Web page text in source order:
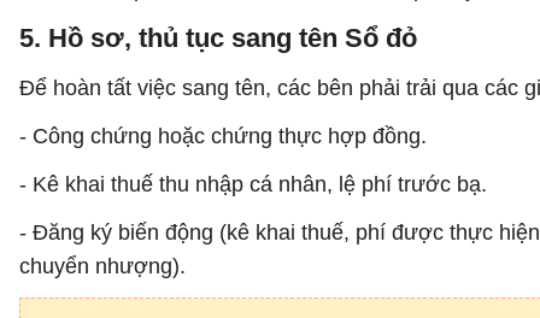
5. Hồ sơ, thủ tục sang tên Sổ đỏ
Để hoàn tất việc sang tên, các bên phải trải qua các
- Công chứng hoặc chứng thực hợp đồng.
- Kê khai thuế thu nhập cá nhân, lệ phí trước bạ.
- Đăng ký biến động (kê khai thuế, phí được thực
chuyển nhượng).